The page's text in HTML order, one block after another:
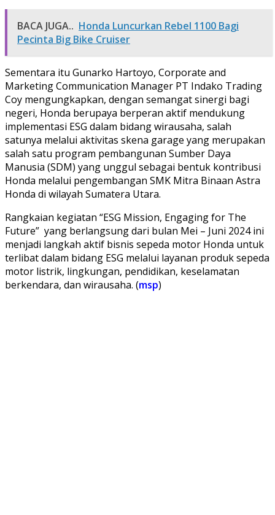
BACA JUGA.. Honda Luncurkan Rebel 1100 Bagi
Pecinta Big Bike Cruiser
Sementara itu Gunarko Hartoyo, Corporate and
Marketing Communication Manager PT Indako Trading
Coy mengungkapkan, dengan semangat sinergi bagi
negeri, Honda berupaya berperan aktif mendukung
implementasi ESG dalam bidang wirausaha, salah
satunya melalui aktivitas skena garage yang merupakan
salah satu program pembangunan Sumber Daya
Manusia (SDM) yang unggul sebagai bentuk kontribusi
Honda melalui pengembangan SMK Mitra Binaan Astra
Honda di wilayah Sumatera Utara.
Rangkaian kegiatan “ESG Mission, Engaging for The
Future” yang berlangsung dari bulan Mei – Juni 2024 ini
menjadi langkah aktif bisnis sepeda motor Honda untuk
terlibat dalam bidang ESG melalui layanan produk sepeda
motor listrik, lingkungan, pendidikan, keselamatan
berkendara, dan wirausaha. (msp)